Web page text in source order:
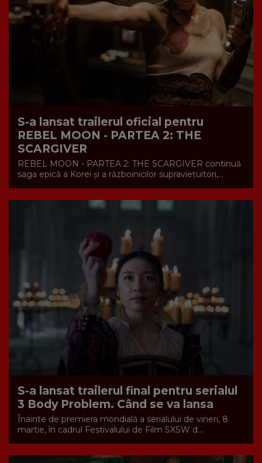
S-a lansat trailerul oficial pentru
REBEL MOON - PARTEA 2: THE
SCARGIVER
REBEL MOON - PARTEA 2: THE SCARGIVER continuă
saga epică a Korei și a războinicilor supraviețuitori,...
S-a lansat trailerul final pentru serialul
3 Body Problem. Când se va lansa
Înainte de premiera mondială a serialului de vineri, 8
martie, în cadrul Festivalului de Film SXSW d...